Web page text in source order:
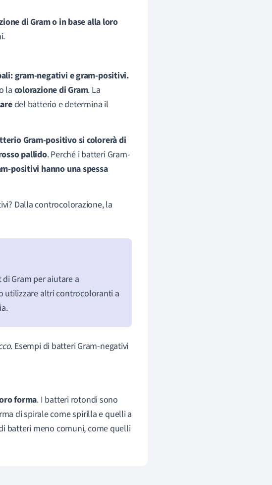
di Gram o in base alla loro
gram-negativi e gram-positivi.
la colorazione di Gram. La
del batterio e determina il
Gram-positivo si colorerà di
pallido. Perché i batteri Gram-
positivi hanno una spessa
Dalla controcolorazione, la
Gram per aiutare a
utilizzare altri controcoloranti a
. Esempi di batteri Gram-negativi
forma. I batteri rotondi sono
di spirale come spirilla e quelli a
batteri meno comuni, come quelli